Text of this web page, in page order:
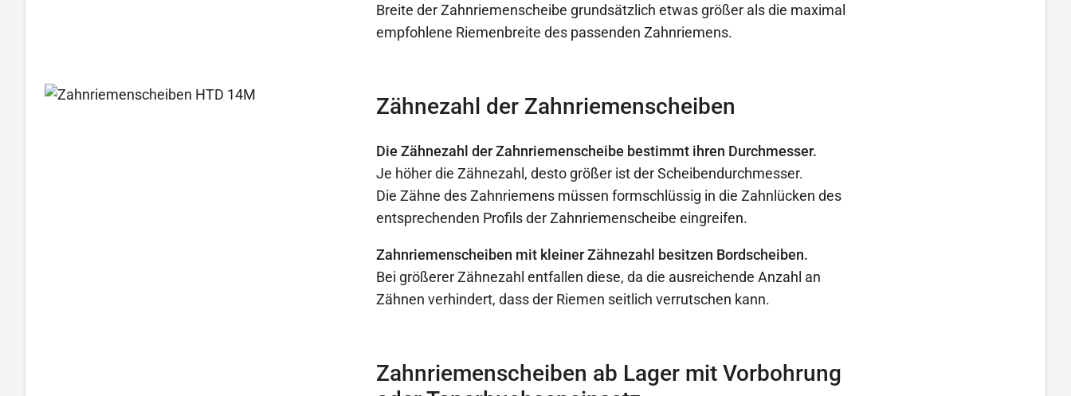
Breite der Zahnriemenscheibe grundsätzlich etwas größer als die maximal
empfohlene Riemenbreite des passenden Zahnriemens.
Zähnezahl der Zahnriemenscheiben
Die Zähnezahl der Zahnriemenscheibe bestimmt ihren Durchmesser.
Je höher die Zähnezahl, desto größer ist der Scheibendurchmesser.
Die Zähne des Zahnriemens müssen formschlüssig in die Zahnlücken des
entsprechenden Profils der Zahnriemenscheibe eingreifen.
Zahnriemenscheiben mit kleiner Zähnezahl besitzen Bordscheiben.
Bei größerer Zähnezahl entfallen diese, da die ausreichende Anzahl an
Zähnen verhindert, dass der Riemen seitlich verrutschen kann.
Zahnriemenscheiben ab Lager mit Vorbohrung